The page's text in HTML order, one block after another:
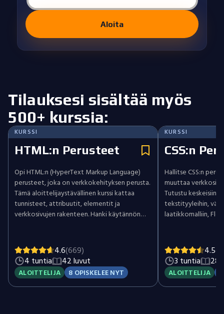
Aloita
Tilauksesi sisältää myös
500+ kurssia:
KURSSI
HTML:n Perusteet
Opi HTML:n (HyperText Markup Language)
perusteet, joka on verkkokehityksen perusta.
Tämä aloittelijaystävällinen kurssi kattaa
tunnisteet, attribuutit, elementit ja
verkkosivujen rakenteen. Hanki käytännön
luomisessa. Tutustu parhaisiin käytäntöihin,
optimointiin ja verkkosivustojen
saavutettavuuteen. Aloita verkkokehityksen
matkasi HTML:n avulla.
4.6(669)
4 tuntia
42 luvut
ALOITTELIJA 8 OPISKELEE NYT
KURSSI
CSS:n
Hallitse CSS:n
muuttaa
Tutustu keskeisiin
tekstityyleihin,
laatikkomalliin,
verkkosivuja. 4.5
3 tuntia
28
ALOITTELIJA